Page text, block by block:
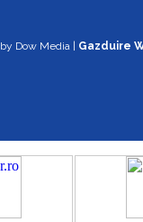
by Dow Media | Gazduire